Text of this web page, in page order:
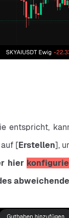
[Erstellen],
hier